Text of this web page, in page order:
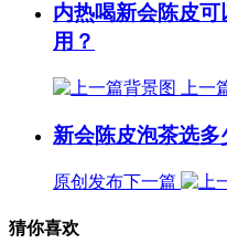
内热喝新会陈皮
用？
上一
新会陈皮泡茶选多
原创发布下一篇
猜你喜欢